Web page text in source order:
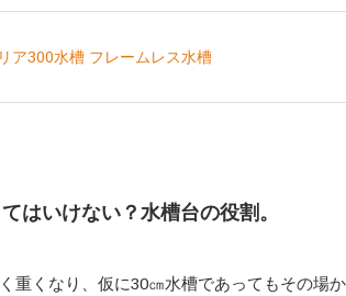
ア300水槽 フレームレス水槽
はいけない？水槽台の役割。
重くなり、仮に30㎝水槽であってもその場